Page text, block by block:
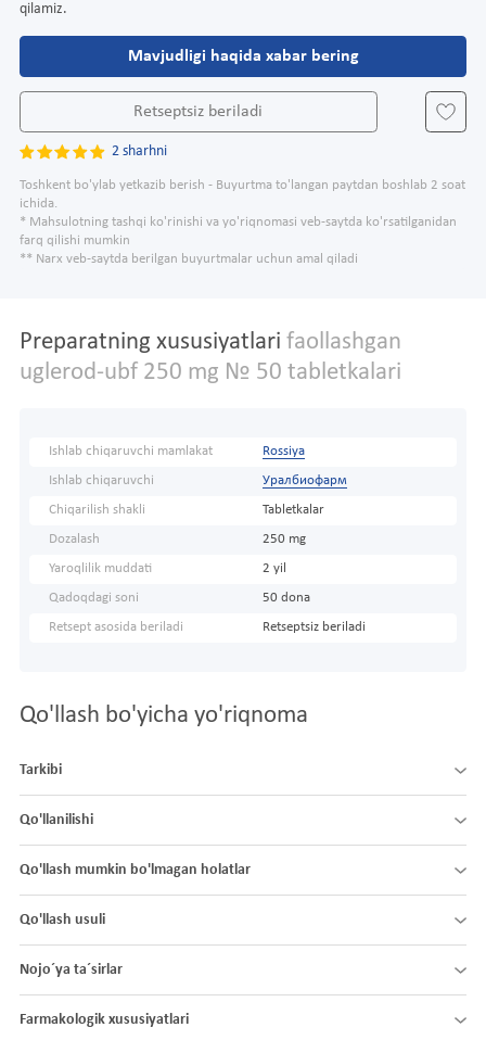
qilamiz.
Mavjudligi haqida xabar bering
Retseptsiz beriladi
2 sharhni
Toshkent bo'ylab yetkazib berish - Buyurtma to'langan paytdan boshlab 2 soat
ichida.
* Mahsulotning tashqi ko'rinishi va yo'riqnomasi veb-saytda ko'rsatilganidan
farq qilishi mumkin
** Narx veb-saytda berilgan buyurtmalar uchun amal qiladi
Preparatning xususiyatlari faollashgan
uglerod-ubf 250 mg № 50 tabletkalari
Ishlab chiqaruvchi mamlakat Rossiya
Ishlab chiqaruvchi Уралбиофарм
Chiqarilish shakli Tabletkalar
Dozalash 250 mg
Yaroqlilik muddati 2 yil
Qadoqdagi soni 50 dona
Retsept asosida beriladi Retseptsiz beriladi
Qo'llash bo'yicha yo'riqnoma
Tarkibi
Qo'llanilishi
Qo'llash mumkin bo'lmagan holatlar
Qo'llash usuli
Nojo´ya ta´sirlar
Farmakologik xususiyatlari